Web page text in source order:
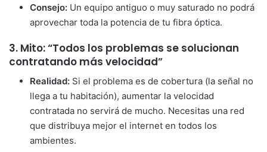
Consejo: Un equipo antiguo o muy saturado no podrá
aprovechar toda la potencia de tu fibra óptica.
3. Mito: “Todos los problemas se solucionan
contratando más velocidad”
Realidad: Si el problema es de cobertura (la señal no
llega a tu habitación), aumentar la velocidad
contratada no servirá de mucho. Necesitas una red
que distribuya mejor el internet en todos los
ambientes.